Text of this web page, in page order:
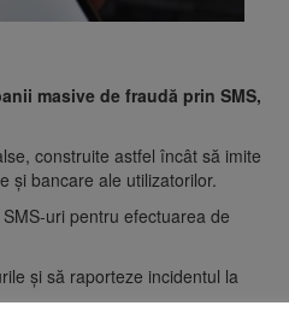
masive de fraudă prin SMS,
construite astfel încât să imite
și bancare ale utilizatorilor.
uri pentru efectuarea de
și să raporteze incidentul la